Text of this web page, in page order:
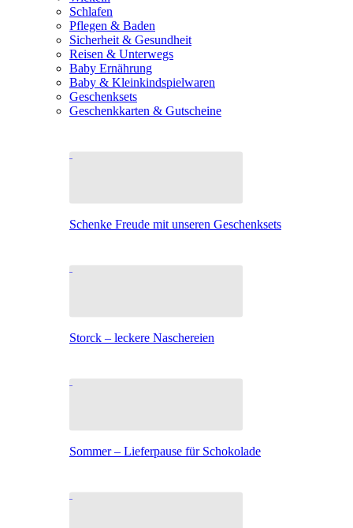
Schlafen
Pflegen & Baden
Sicherheit & Gesundheit
Reisen & Unterwegs
Baby Ernährung
Baby & Kleinkindspielwaren
Geschenksets
Geschenkkarten & Gutscheine
Schenke Freude mit unseren Geschenksets
Storck – leckere Naschereien
Sommer – Lieferpause für Schokolade